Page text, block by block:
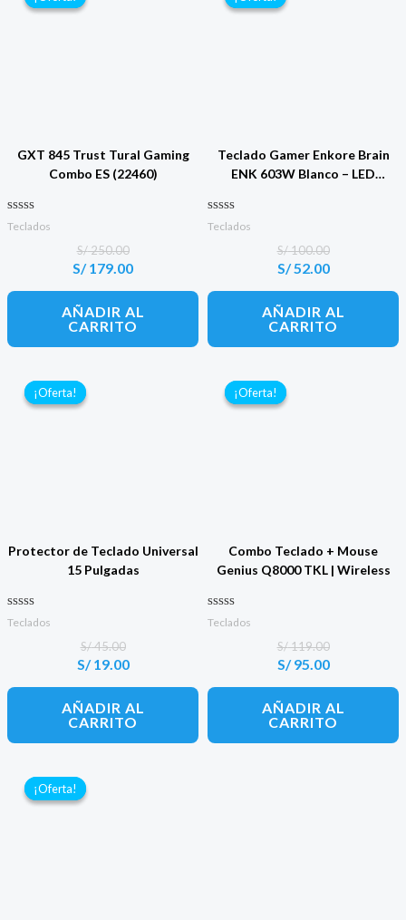
GXT 845 Trust Tural Gaming
Combo ES (22460)
Valorado con
Teclados
S/250.00
El
original
era:
S/ 250.00.
S/179.00
El
actual
es:
S/ 179.00.
AÑADIR AL
CARRITO
Teclado Gamer Enkore Brain
ENK 603W Blanco – LED
Valorado con
Teclados
S/100.00
El
original
era:
S/ 100.00.
S/52.00
El
actual
es:
S/ 52.00.
AÑADIR AL
CARRITO
¡Oferta!
¡Oferta!
Protector de Teclado Universal
15 Pulgadas
Valorado con
Teclados
S/45.00
El
precio
original
era:
S/ 45.00.
S/19.00
El
precio
actual
es:
S/ 19.00.
AÑADIR AL
CARRITO
¡Oferta!
¡Oferta!
Combo Teclado + Mouse
Genius Q8000 TKL | Wireless
Valorado con
Teclados
S/119.00
El
precio
original
era:
S/ 119.00.
S/95.00
El
precio
actual
es:
S/ 95.00.
AÑADIR AL
CARRITO
¡Oferta!
¡Oferta!